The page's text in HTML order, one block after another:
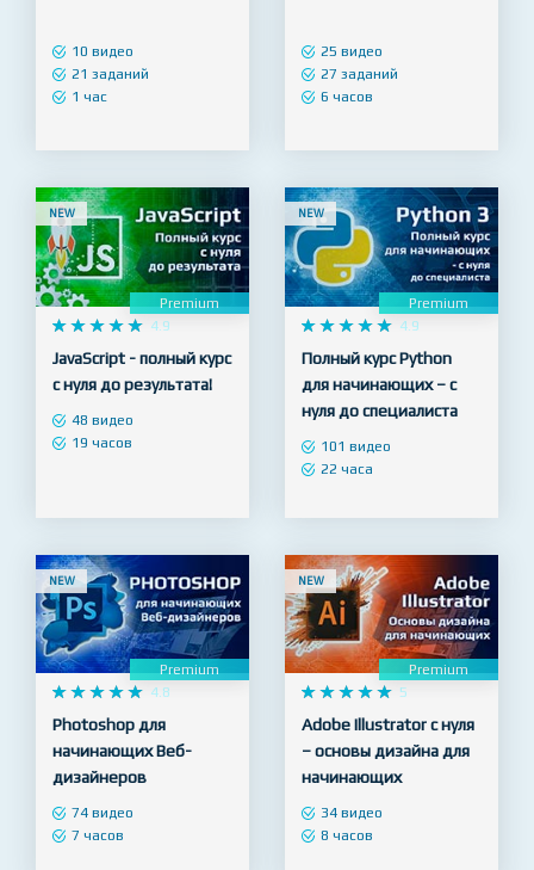
JavaScript / jQuery CodeIgniter
NEW
Premium
    
     4.9
JavaScript - полный курс
с нуля до результата!
NEW
Premium
    
     4.9
Полный курс Python
для начинающих – с
нуля до специалиста
NEW
    
     4.8
Photoshop для
начинающих Веб-
дизайнеров
NEW
Premium
    
     5
Adobe Illustrator с нуля
– основы дизайна для
начинающих